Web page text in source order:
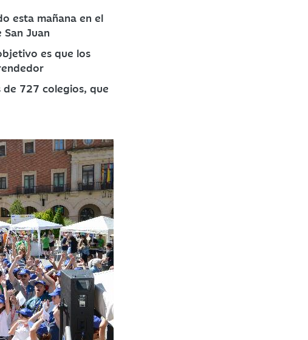
esta mañana en el
Juan
es que los
727 colegios, que